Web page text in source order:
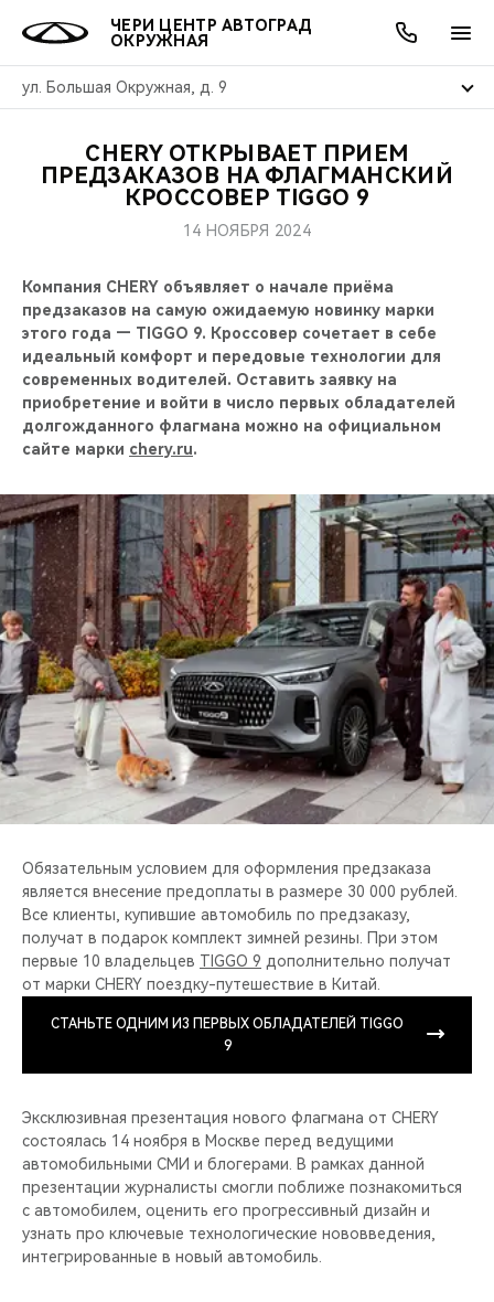
ЧЕРИ ЦЕНТР АВТОГРАД
ОКРУЖНАЯ
ул. Большая Окружная, д. 9
МОДЕЛИ
КРОССОВЕРЫ
СЕДАНЫ
НОВИНКИ
ПОКУПАТЕЛЯМ
ВЛАДЕЛЬЦАМ
ПОДДЕРЖКА
CHERY CONNECT
МИР CHERY
CHERY В СОЦСЕТЯХ
ЛЮДИ CHERY
БЛАГОТВОРИТЕЛЬНОСТЬ
CHERY REMOTE
CHERY И СПОРТ
НАШИ МЕРОПРИЯТИЯ
ВИДЕООБЗОРЫ
CHERY ДЛЯ ДЕТЕЙ
АКЦИИ
ОНЛАЙН СЕРВИСЫ
О КОМПАНИИ
CHERY ОТКРЫВАЕТ ПРИЕМ
ПРЕДЗАКАЗОВ НА ФЛАГМАНСКИЙ
КРОССОВЕР TIGGO 9
14 НОЯБРЯ 2024
Компания CHERY объявляет о начале приёма
предзаказов на самую ожидаемую новинку марки
этого года — TIGGO 9. Кроссовер сочетает в себе
идеальный комфорт и передовые технологии для
современных водителей. Оставить заявку на
приобретение и войти в число первых обладателей
долгожданного флагмана можно на официальном
сайте марки chery.ru.
Обязательным условием для оформления предзаказа
является внесение предоплаты в размере 30 000 рублей.
Все клиенты, купившие автомобиль по предзаказу,
получат в подарок комплект зимней резины. При этом
первые 10 владельцев TIGGO 9 дополнительно получат
от марки CHERY поездку-путешествие в Китай.
СТАНЬТЕ ОДНИМ ИЗ ПЕРВЫХ ОБЛАДАТЕЛЕЙ TIGGO
9
Эксклюзивная презентация нового флагмана от CHERY
состоялась 14 ноября в Москве перед ведущими
автомобильными СМИ и блогерами. В рамках данной
презентации журналисты смогли поближе познакомиться
с автомобилем, оценить его прогрессивный дизайн и
узнать про ключевые технологические нововведения,
интегрированные в новый автомобиль.